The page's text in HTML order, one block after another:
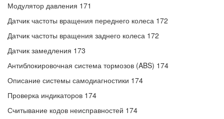
Модулятор давления 171
Датчик частоты вращения переднего колеса 172
Датчик частоты вращения заднего колеса 172
Датчик замедления 173
Антиблокировочная система тормозов (ABS) 174
Описание системы самодиагностики 174
Проверка индикаторов 174
Считывание кодов неисправностей 174